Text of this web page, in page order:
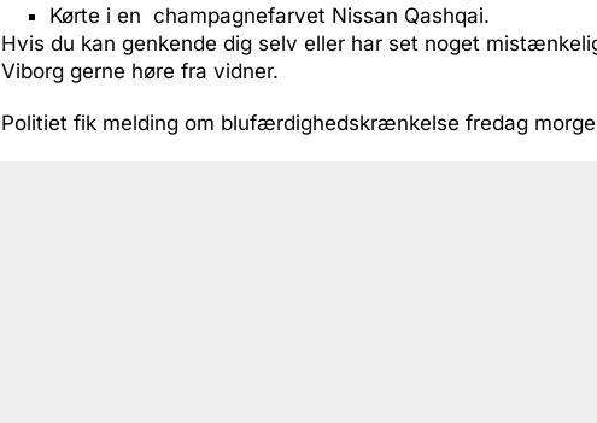
Kørte i en champagnefarvet Nissan Qashqai.
Hvis du kan genkende dig selv eller har set noget
Viborg gerne høre fra vidner.
Politiet fik melding om blufærdighedskrænkelse fredag